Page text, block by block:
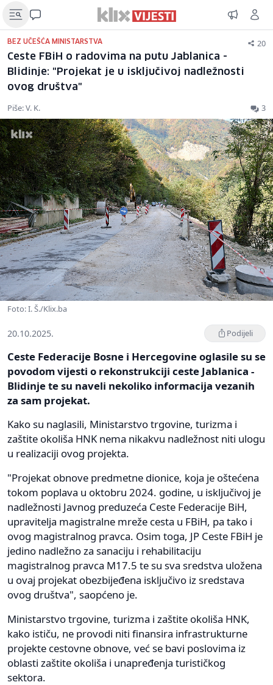
BEZ UČEŠĆA MINISTARSTVA 20
Ceste FBiH o radovima na putu Jablanica -
Blidinje: "Projekat je u isključivoj nadležnosti
ovog društva"
Piše: V. K. 3
Foto: I. Š./Klix.ba
20.10.2025. Podijeli
Ceste Federacije Bosne i Hercegovine oglasile su se
povodom vijesti o rekonstrukciji ceste Jablanica -
Blidinje te su naveli nekoliko informacija vezanih
za sam projekat.
Kako su naglasili, Ministarstvo trgovine, turizma i
zaštite okoliša HNK nema nikakvu nadležnost niti ulogu
u realizaciji ovog projekta.
"Projekat obnove predmetne dionice, koja je oštećena
tokom poplava u oktobru 2024. godine, u isključivoj je
nadležnosti Javnog preduzeća Ceste Federacije BiH,
upravitelja magistralne mreže cesta u FBiH, pa tako i
ovog magistralnog pravca. Osim toga, JP Ceste FBiH je
jedino nadležno za sanaciju i rehabilitaciju
magistralnog pravca M17.5 te su sva sredstva uložena
u ovaj projekat obezbijeđena isključivo iz sredstava
ovog društva", saopćeno je.
Ministarstvo trgovine, turizma i zaštite okoliša HNK,
kako ističu, ne provodi niti finansira infrastrukturne
projekte cestovne obnove, već se bavi poslovima iz
oblasti zaštite okoliša i unapređenja turističkog
sektora.